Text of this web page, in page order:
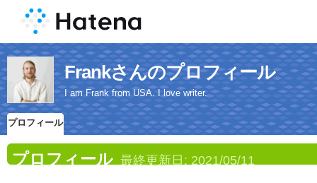
Frankさんのプロフィール
I am Frank from USA. I love writer.
プロフィール
プロフィール 最終更新日: 2021/05/11